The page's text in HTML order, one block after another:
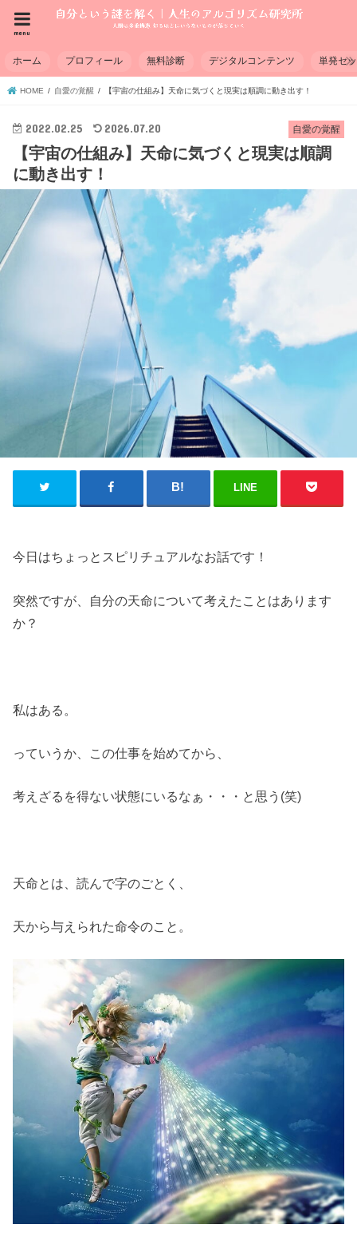
menu
ホーム プロフィール 無料診断 デジタルコンテンツ 単発セ
HOME 自愛の覚醒 【宇宙の仕組み】天命に気づくと現実は順調に動き出す！
自愛の覚醒
2022.02.25 2026.07.20
【宇宙の仕組み】天命に気づくと現実は順調
に動き出す！
LINE
今日はちょっとスピリチュアルなお話です！
突然ですが、自分の天命について考えたことはあります
か？
私はある。
っていうか、この仕事を始めてから、
考えざるを得ない状態にいるなぁ・・・と思う(笑)
天命とは、読んで字のごとく、
天から与えられた命令のこと。